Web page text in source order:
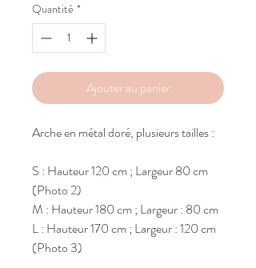
Quantité *
Ajouter au panier
Arche en métal doré, plusieurs tailles :
S : Hauteur 120 cm ; Largeur 80 cm
(Photo 2)
M : Hauteur 180 cm ; Largeur : 80 cm
L : Hauteur 170 cm ; Largeur : 120 cm
(Photo 3)